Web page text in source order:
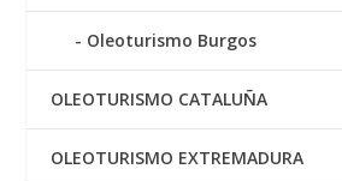
Oleoturismo Burgos
OLEOTURISMO CATALUÑA
OLEOTURISMO EXTREMADURA